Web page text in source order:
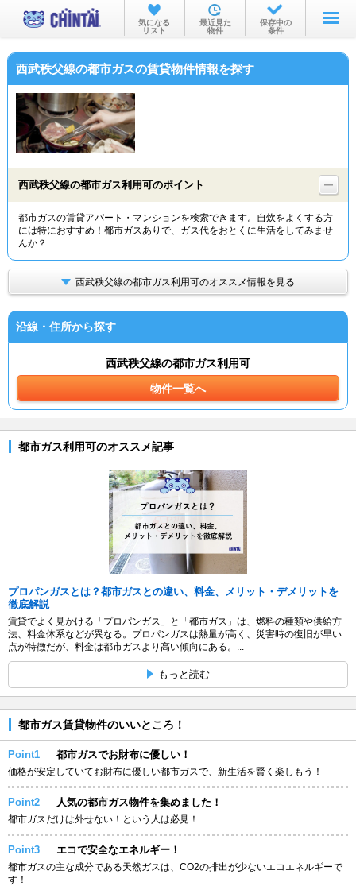
お部屋を探す
沿線・駅から
物件特集から
TOP
気になる
リスト
最近見た
物件
保存中の
条件
西武秩父線の都市ガスの賃貸物件情報を探す
西武秩父線の都市ガス利用可のポイント
都市ガスの賃貸アパート・マンションを検索できます。自炊をよくする方
には特におすすめ！都市ガスありで、ガス代をおとくに生活をしてみませ
んか？
西武秩父線の都市ガス利用可のオススメ情報を見る
沿線・住所から探す
西武秩父線の都市ガス利用可
物件一覧へ
都市ガス利用可のオススメ記事
プロパンガスとは？都市ガスとの違い、料金、メリット・デメリットを
徹底解説
賃貸でよく見かける「プロパンガス」と「都市ガス」は、燃料の種類や供給方
法、料金体系などが異なる。プロパンガスは熱量が高く、災害時の復旧が早い
点が特徴だが、料金は都市ガスより高い傾向にある。...
もっと読む
都市ガス賃貸物件のいいところ！
Point1 都市ガスでお財布に優しい！
価格が安定していてお財布に優しい都市ガスで、新生活を賢く楽しもう！
Point2 人気の都市ガス物件を集めました！
都市ガスだけは外せない！という人は必見！
Point3 エコで安全なエネルギー！
都市ガスの主な成分である天然ガスは、CO2の排出が少ないエコエネルギーで
す！